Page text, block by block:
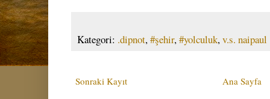
Kategori: .dipnot,#şehir,#yolculuk,v.s. naipaul
Sonraki Kayıt Ana Sayfa